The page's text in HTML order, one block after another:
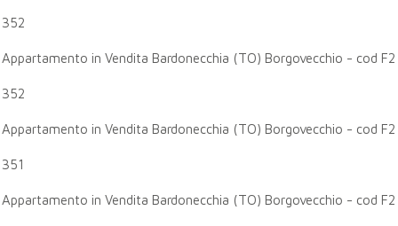
352
Appartamento in Vendita Bardonecchia (TO) Borgovecchio - cod F2
352
Appartamento in Vendita Bardonecchia (TO) Borgovecchio - cod F2
351
Appartamento in Vendita Bardonecchia (TO) Borgovecchio - cod F2